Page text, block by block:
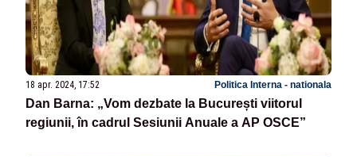
18 apr. 2024, 17:52 Politica Interna - nationala
Dan Barna: „Vom dezbate la București viitorul
regiunii, în cadrul Sesiunii Anuale a AP OSCE”